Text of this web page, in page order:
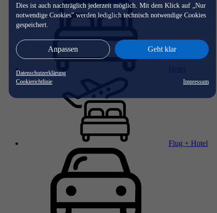
Dies ist auch nachträglich jederzeit möglich. Mit dem Klick auf „Nur
notwendige Cookies” werden lediglich technisch notwendige Cookies
gespeichert.
Anpassen Geht klar
Datenschutzerklärung
Cookierichtlinie
Impressum
Flug + Hotel